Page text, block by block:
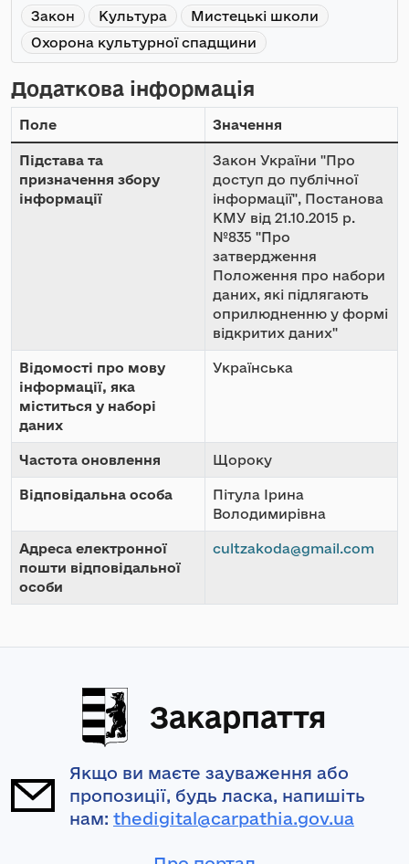
Закон Культура
Мистецькі школи
Охорона культурної спадщини
Додаткова інформація
Поле Значення
Підстава та
призначення збору
інформації
Закон України "Про
доступ до публічної
інформації", Постанова
КМУ від 21.10.2015 р.
№835 "Про
затвердження
Положення про набори
даних, які підлягають
оприлюдненню у формі
відкритих даних"
Відомості про мову
інформації, яка
міститься у наборі
даних
Українська
Частота оновлення Щороку
Відповідальна особа
Пітула Ірина
Володимирівна
Адреса електронної
пошти відповідальної
особи
cultzakoda@gmail.com
Закарпаття
Якщо ви маєте зауваження або
пропозиції, будь ласка, напишіть
нам: thedigital@carpathia.gov.ua